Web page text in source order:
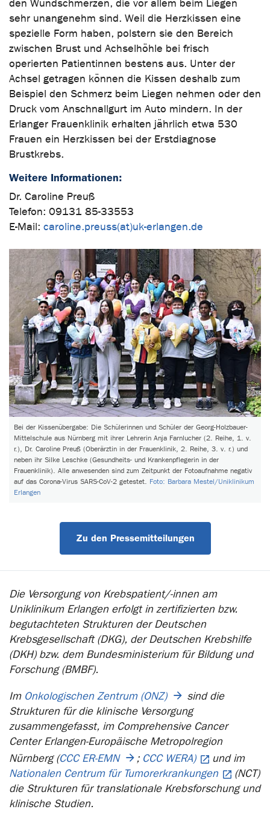
den Wundschmerzen, die vor allem beim Liegen
sehr unangenehm sind. Weil die Herzkissen eine
spezielle Form haben, polstern sie den Bereich
zwischen Brust und Achselhöhle bei frisch
operierten Patientinnen bestens aus. Unter der
Achsel getragen können die Kissen deshalb zum
Beispiel den Schmerz beim Liegen nehmen oder den
Druck vom Anschnallgurt im Auto mindern. In der
Erlanger Frauenklinik erhalten jährlich etwa 530
Frauen ein Herzkissen bei der Erstdiagnose
Brustkrebs.
Weitere Informationen:
Dr. Caroline Preuß
Telefon: 09131 85-33553
E-Mail: caroline.preuss(at)uk-erlangen.de
Bei der Kissenübergabe: Die Schülerinnen und Schüler der Georg-Holzbauer-
Mittelschule aus Nürnberg mit ihrer Lehrerin Anja Farnlucher (2. Reihe, 1. v.
r.), Dr. Caroline Preuß (Oberärztin in der Frauenklinik, 2. Reihe, 3. v. r.) und
neben ihr Silke Leschke (Gesundheits- und Krankenpflegerin in der
Frauenklinik). Alle anwesenden sind zum Zeitpunkt der Fotoaufnahme negativ
auf das Corona-Virus SARS-CoV-2 getestet. Foto: Barbara Mestel/Uniklinikum
Erlangen
Zu den Pressemitteilungen
Die Versorgung von Krebspatient/-innen am
Uniklinikum Erlangen erfolgt in zertifizierten bzw.
begutachteten Strukturen der Deutschen
Krebsgesellschaft (DKG), der Deutschen Krebshilfe
(DKH) bzw. dem Bundesministerium für Bildung und
Forschung (BMBF).
Im Onkologischen Zentrum (ONZ)
sind die
Strukturen für die klinische Versorgung
zusammengefasst, im Comprehensive Cancer
Center Erlangen-Europäische Metropolregion
Nürnberg (CCC ER-EMN ; CCC WERA)
und im
Nationalen Centrum für Tumorerkrankungen
(NCT)
die Strukturen für translationale Krebsforschung und
klinische Studien.